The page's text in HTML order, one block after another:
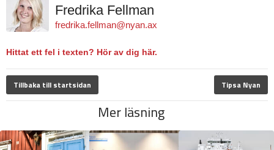
Fredrika Fellman
fredrika.fellman@nyan.ax
Hittat ett fel i texten? Hör av dig här.
Tillbaka till startsidan Tipsa Nyan
Mer läsning